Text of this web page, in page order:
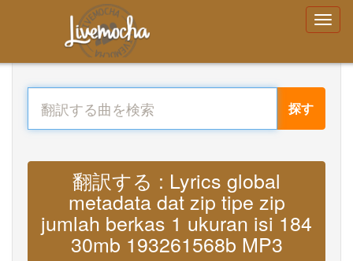
探す
翻訳する : Lyrics global
metadata dat zip tipe zip
jumlah berkas 1 ukuran isi 184
30mb 193261568b MP3